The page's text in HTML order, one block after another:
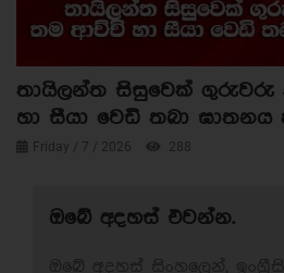
තායිලන්ත සිසුවෙක් ගුරුවරු
හා සීයා වෙඩි තබා ඝාතනය
Friday / 7 / 2026 288
ඔබේ අදහස් එවන්න.